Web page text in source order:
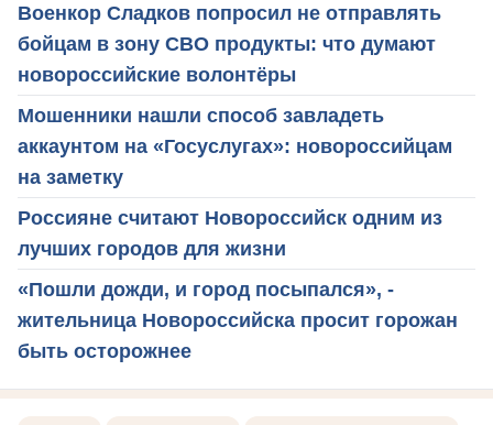
Военкор Сладков попросил не отправлять
бойцам в зону СВО продукты: что думают
новороссийские волонтёры
Мошенники нашли способ завладеть
аккаунтом на «Госуслугах»: новороссийцам
на заметку
Россияне считают Новороссийск одним из
лучших городов для жизни
«Пошли дожди, и город посыпался», -
жительница Новороссийска просит горожан
быть осторожнее